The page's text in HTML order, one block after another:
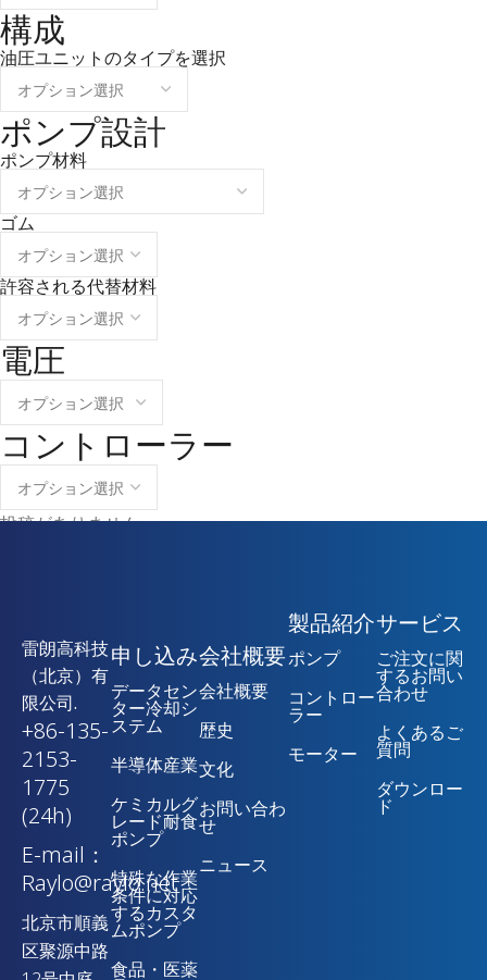
構成
油圧ユニットのタイプを選択
ポンプ設計
ポンプ材料
ゴム
許容される代替材料
電圧
コントローラー
投稿がありません
雷朗高科技
（北京）有
限公司.
+86-135-
2153-
1775
(24h)
E-mail：
Raylo@raylo.net
北京市順義
区聚源中路
申し込み
データセン
ター冷却シ
ステム
半導体産業
ケミカルグ
レード耐食
ポンプ
特殊な作業
条件に対応
するカスタ
ムポンプ
食品・医薬
会社概要
会社概要
歴史
文化
お問い合わ
せ
ニュース
製品紹介
ポンプ
コントロー
ラー
モーター
サービス
ご注文に関
するお問い
合わせ
よくあるご
質問
ダウンロー
ド